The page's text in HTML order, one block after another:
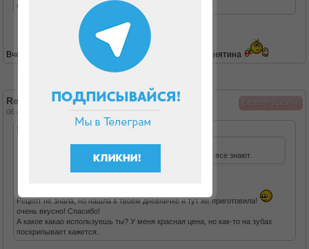
поскрипывает кажется..
Вчера приготовила без какао, а с корицей.. Ммм вкуснятина
Lemon Juice
Re: Ваши любимые десерты
06 сен 2012, 13:49
Eкaterina писал(а):
Lemon Juice писал(а):
творожно-шоколадное суфле. рецепт наверное и так все знают.
Рецепт не знала, но нашла в твоем дневничке и тут же приготовила!
очень вкусно! Спасибо!
А какое какао используешь ты? У меня красная цена, но как-то на зубах
поскрипывает кажется..